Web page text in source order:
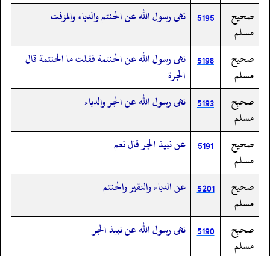
صحيح
مسلم
5195 نهى رسول الله عن الحنتم والدباء والمزفت
صحيح
مسلم
5198 نهى رسول الله عن الحنتمة فقلت ما الحنتمة قال
الجرة
صحيح
مسلم
5193 نهى رسول الله عن الجر والدباء
صحيح
مسلم
5191 عن نبيذ الجر قال نعم
صحيح
مسلم
5201 عن الدباء والنقير والحنتم
صحيح
مسلم
5190 نهى رسول الله عن نبيذ الجر